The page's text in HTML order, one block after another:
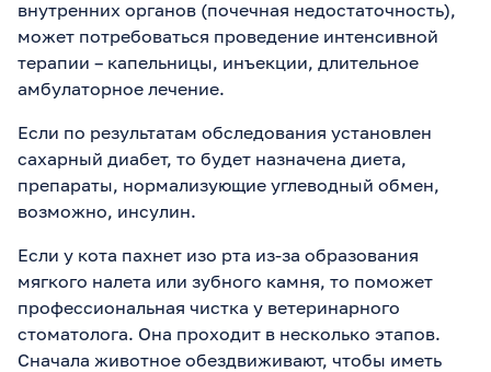
внутренних органов (почечная недостаточность),
может потребоваться проведение интенсивной
терапии – капельницы, инъекции, длительное
амбулаторное лечение.
Если по результатам обследования установлен
сахарный диабет, то будет назначена диета,
препараты, нормализующие углеводный обмен,
возможно, инсулин.
Если у кота пахнет изо рта из-за образования
мягкого налета или зубного камня, то поможет
профессиональная чистка у ветеринарного
стоматолога. Она проходит в несколько этапов.
Сначала животное обездвиживают, чтобы иметь